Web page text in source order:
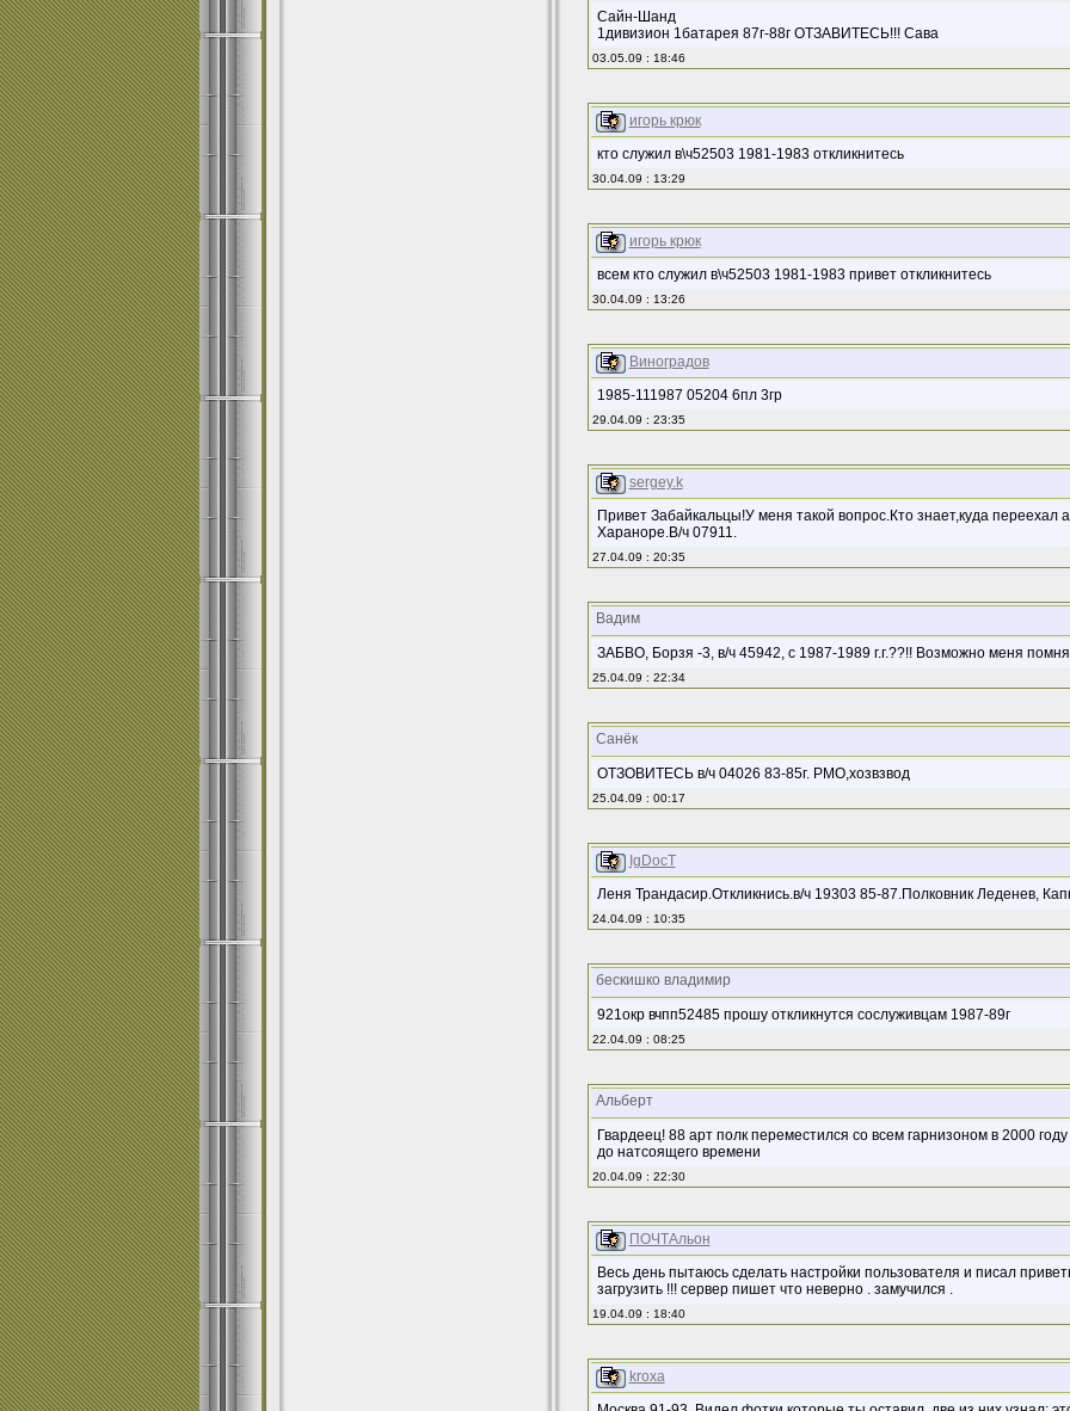
Сайн-Шанд
1дивизион 1батарея 87г-88г ОТЗАВИТЕСЬ!!! Сава
03.05.09 : 18:46
игорь крюк
кто служил в\ч52503 1981-1983 откликнитесь
30.04.09 : 13:29
игорь крюк
всем кто служил в\ч52503 1981-1983 привет откликнитесь
30.04.09 : 13:26
Виноградов
1985-111987 05204 6пл 3гр
29.04.09 : 23:35
sergey.k
Привет Забайкальцы!У меня такой вопрос.Кто знает,куда переехал
Хараноре.В/ч 07911.
27.04.09 : 20:35
Вадим
ЗАБВО, Борзя -3, в/ч 45942, с 1987-1989 г.г.??!! Возможно меня
25.04.09 : 22:34
Санёк
ОТЗОВИТЕСЬ в/ч 04026 83-85г. РМО,хозвзвод
25.04.09 : 00:17
IgDocT
Леня Трандасир.Откликнись.в/ч 19303 85-87.Полковник Леденев,
24.04.09 : 10:35
бескишко владимир
921окр вчпп52485 прошу откликнутся сослуживцам 1987-89г
22.04.09 : 08:25
Альберт
Гвардеец! 88 арт полк переместился со всем гарнизоном в 2000
до натсоящего времени
20.04.09 : 22:30
ПОЧТАльон
Весь день пытаюсь сделать настройки пользователя и писал
загрузить !!! сервер пишет что неверно . замучился .
19.04.09 : 18:40
kroxa